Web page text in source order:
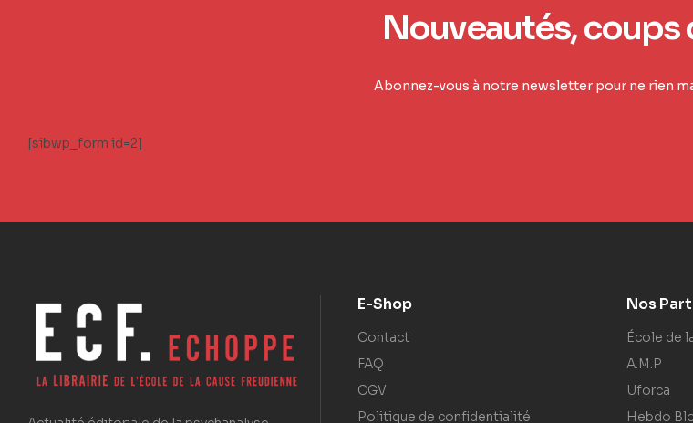
Nouveautés, coups
Abonnez-vous à notre newsletter pour ne rien
[sibwp_form id=2]
E-Shop
Contact
FAQ
CGV
Politique de confidentialité
Nos
École de
A.M.P
Uforca
Hebdo